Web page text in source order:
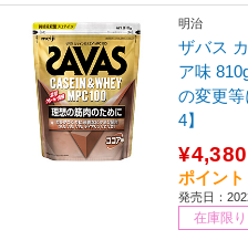
明治
ザバス
ア味
の変更
4】
¥4,380
ポイント
発売日：
在庫限り